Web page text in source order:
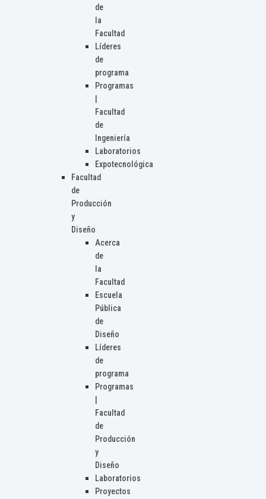
de
la
Facultad
Líderes
de
programa
Programas
Facultad
de
Ingeniería
Laboratorios
Expotecnológica
Facultad
de
Producción
y
Diseño
Acerca
de
la
Facultad
Escuela
Pública
de
Diseño
Líderes
de
programa
Programas
Facultad
de
Producción
y
Diseño
Laboratorios
Proyectos